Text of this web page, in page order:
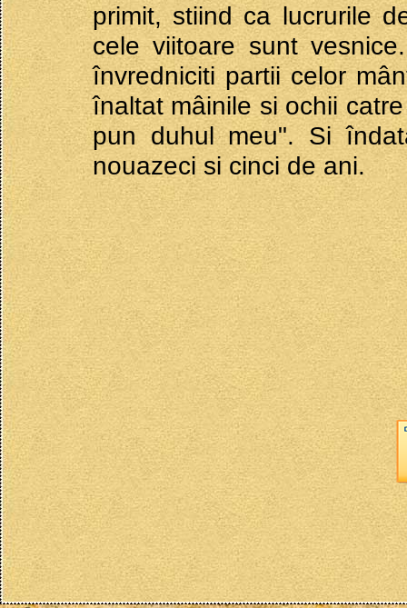
primit, stiind ca lucrurile
cele viitoare sunt
învredniciti partii celor
înaltat mâinile si ochii
pun duhul meu". Si
nouazeci si cinci de ani.